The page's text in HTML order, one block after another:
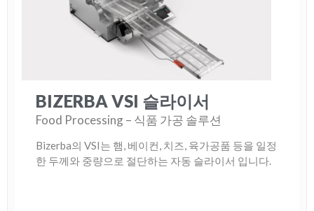
BIZERBA VSI 슬라이서
Food Processing – 식품 가공 솔루션
Bizerba의 VSI는 햄, 베이컨, 치즈, 육가공품 등을 일정
한 두께와 중량으로 절단하는 자동 슬라이서 입니다.